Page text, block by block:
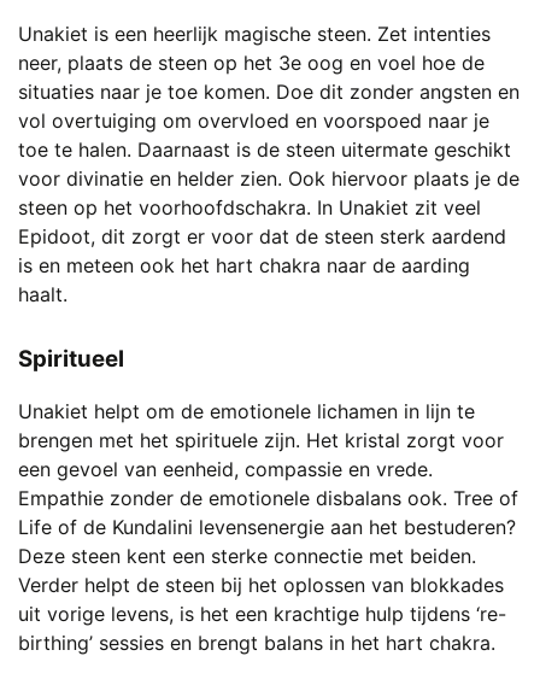
Unakiet is een heerlijk magische steen. Zet intenties
neer, plaats de steen op het 3e oog en voel hoe de
situaties naar je toe komen. Doe dit zonder angsten en
vol overtuiging om overvloed en voorspoed naar je
toe te halen. Daarnaast is de steen uitermate geschikt
voor divinatie en helder zien. Ook hiervoor plaats je de
steen op het voorhoofdschakra. In Unakiet zit veel
Epidoot, dit zorgt er voor dat de steen sterk aardend
is en meteen ook het hart chakra naar de aarding
haalt.
Spiritueel
Unakiet helpt om de emotionele lichamen in lijn te
brengen met het spirituele zijn. Het kristal zorgt voor
een gevoel van eenheid, compassie en vrede.
Empathie zonder de emotionele disbalans ook. Tree of
Life of de Kundalini levensenergie aan het bestuderen?
Deze steen kent een sterke connectie met beiden.
Verder helpt de steen bij het oplossen van blokkades
uit vorige levens, is het een krachtige hulp tijdens ‘re-
birthing’ sessies en brengt balans in het hart chakra.